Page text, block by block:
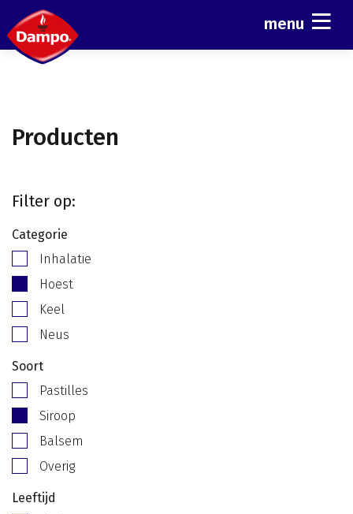
menu
Producten
Filter op:
Categorie
Inhalatie
Hoest
Keel
Neus
Soort
Pastilles
Siroop
Balsem
Overig
Leeftijd